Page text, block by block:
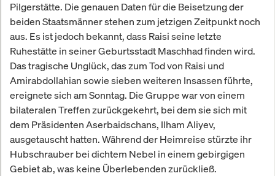
Pilgerstätte. Die genauen Daten für die Beisetzung der
beiden Staatsmänner stehen zum jetzigen Zeitpunkt noch
aus. Es ist jedoch bekannt, dass Raisi seine letzte
Ruhestätte in seiner Geburtsstadt Maschhad finden wird.
Das tragische Unglück, das zum Tod von Raisi und
Amirabdollahian sowie sieben weiteren Insassen führte,
ereignete sich am Sonntag. Die Gruppe war von einem
bilateralen Treffen zurückgekehrt, bei dem sie sich mit
dem Präsidenten Aserbaidschans, Ilham Aliyev,
ausgetauscht hatten. Während der Heimreise stürzte ihr
Hubschrauber bei dichtem Nebel in einem gebirgigen
Gebiet ab, was keine Überlebenden zurückließ.